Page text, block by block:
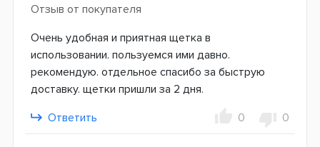
Отзыв от покупателя
Очень удобная и приятная щетка в
использовании. пользуемся ими давно.
рекомендую. отдельное спасибо за быструю
доставку. щетки пришли за 2 дня.
Ответить
0 0